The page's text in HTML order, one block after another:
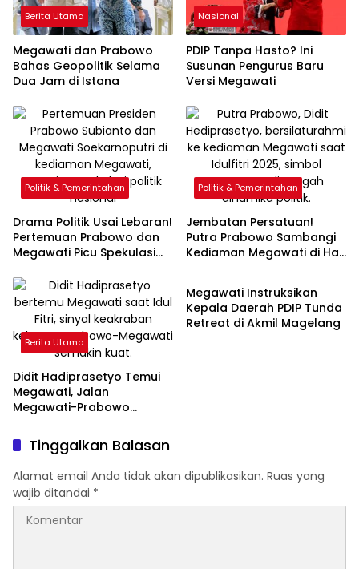
Berita Utama
Megawati dan Prabowo
Bahas Geopolitik Selama
Dua Jam di Istana
Nasional
PDIP Tanpa Hasto? Ini
Susunan Pengurus Baru
Versi Megawati
Politik & Pemerintahan
Drama Politik Usai Lebaran!
Pertemuan Prabowo dan
Megawati Picu Spekulasi
Politik & Pemerintahan
Jembatan Persatuan!
Putra Prabowo Sambangi
Kediaman Megawati di Hari
Berita Utama
Didit Hadiprasetyo Temui
Megawati, Jalan
Megawati-Prabowo
Politik & Pemerintahan
Megawati Instruksikan
Kepala Daerah PDIP Tunda
Retreat di Akmil Magelang
Tinggalkan Balasan
Alamat email Anda tidak akan dipublikasikan. Ruas yang
wajib ditandai *